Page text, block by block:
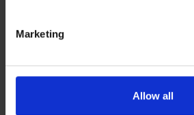
Find out more about how your
and set your preferences in the
We use cookies to personalise
provide social media features and to
Marketing
Allow all